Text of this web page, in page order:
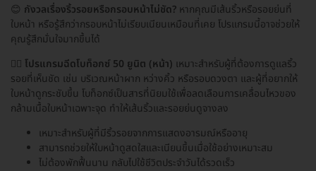
😊 กังวลเรื่องริ้วรอยหรือกรอบหน้าไม่ชัด? หากคุณมีเส้นริ้วหรือรอยย่นที่
ใบหน้า หรือรู้สึกว่ากรอบหน้าไม่เรียบเนียนเหมือนที่เคย โปรแกรมนี้อาจช่วยให้
คุณรู้สึกมั่นใจมากขึ้นได้
👩‍⚕️ โปรแกรมฉีดโบท็อกซ์ 50 ยูนิต (หน้า) เหมาะสำหรับผู้ที่ต้องการดูแลริ้ว
รอยที่เห็นชัด เช่น บริเวณหน้าผาก หว่างคิ้ว หรือรอบดวงตา และผู้ที่อยากให้
ใบหน้าดูกระชับขึ้น โบท็อกซ์เป็นสารที่นิยมใช้เพื่อลดเลือนการเคลื่อนไหวของ
กล้ามเนื้อใบหน้าเฉพาะจุด ทำให้เส้นริ้วและรอยย่นดูจางลง
เหมาะสำหรับผู้ที่มีริ้วรอยจากการแสดงอารมณ์หรืออายุ
สามารถช่วยให้ใบหน้าดูสดใสและเนียนขึ้นเมื่อใช้อย่างเหมาะสม
ไม่ต้องพักฟื้นนาน กลับไปใช้ชีวิตประจำวันได้รวดเร็ว